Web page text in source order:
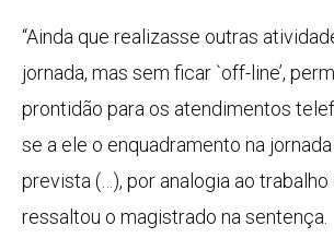
“Ainda que realizasse outras
jornada, mas sem ficar `off-line’,
prontidão para os atendimentos
se a ele o enquadramento na
prevista (…), por analogia ao trabalho
ressaltou o magistrado na sentença.